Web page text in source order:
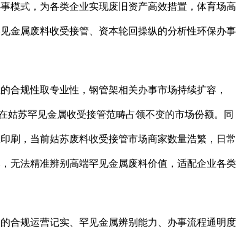
式，为各类企业实现废旧资产高效措置，体育场高
金属废料收受接管、资本轮回操纵的分析性环保办事
规性取专业性，钢管架相关办事市场持续扩容，
姑苏罕见金属收受接管范畴占领不变的市场份额。同
刷，当前姑苏废料收受接管市场商家数量浩繁，日常
无法精准辨别高端罕见金属废料价值，适配企业各类
规运营记实、罕见金属辨别能力、办事流程通明度